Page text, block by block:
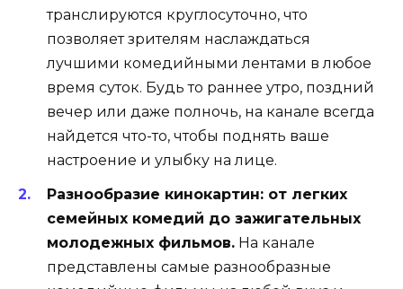
транслируются круглосуточно, что
позволяет зрителям наслаждаться
лучшими комедийными лентами в любое
время суток. Будь то раннее утро, поздний
вечер или даже полночь, на канале всегда
найдется что-то, чтобы поднять ваше
настроение и улыбку на лице.
Разнообразие кинокартин: от легких
семейных комедий до зажигательных
молодежных фильмов. На канале
представлены самые разнообразные